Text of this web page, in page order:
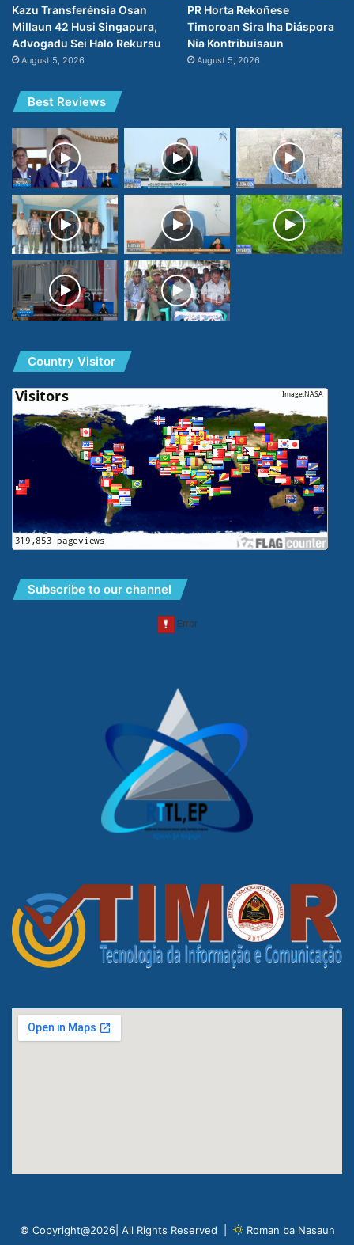
Kazu Transferénsia Osan
Millaun 42 Husi Singapura,
Advogadu Sei Halo Rekursu
August 5, 2026
PR Horta Rekoñese
Timoroan Sira Iha Diáspora
Nia Kontribuisaun
August 5, 2026
Best Reviews
Country Visitor
Subscribe to our channel
© Copyright@2026| All Rights Reserved | Roman ba Nasaun